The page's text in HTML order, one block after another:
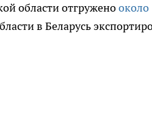
области отгруженооколо
в Беларусь